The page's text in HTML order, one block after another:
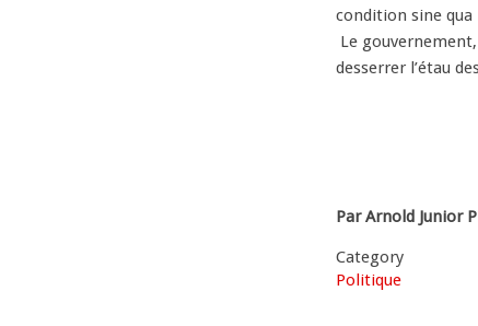
condition sine qua
Le
desserrer l’étau
Par Arnold Junior
Category
Politique